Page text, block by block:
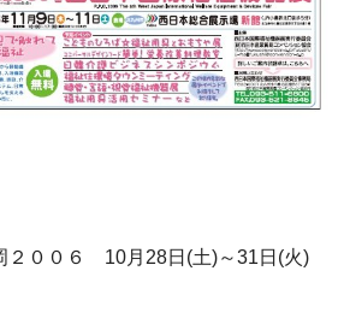
２００６ 10月28日(土)～31日(火)